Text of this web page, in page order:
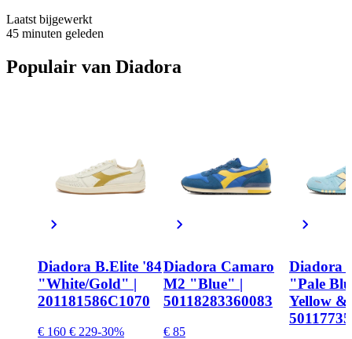
Laatst bijgewerkt
45 minuten geleden
Populair van Diadora
Diadora B.Elite '84
"White/Gold" |
201181586C1070
€ 160 € 229-30%
Diadora Camaro
M2 "Blue" |
50118283360083
€ 85
Diadora
"Pale
Yellow